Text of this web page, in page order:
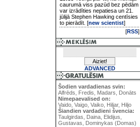
caurumā viss pazūd bez pēdām
var izrādīties nepatiesa un 21.
jūlijā Stephen Hawking centīsies
to pierādīt. [new scientist]
[RSS]
ADVANCED
Šodien vardadienas svin:
Alfrēds, Fredis, Madars, Donāts
Nimepaevalised on:
Vaido, Vaigo, Vaiko, Hiljar, Hiljo
Šiandien vardadieni švencia:
Taulgirdas, Daina, Elidijus,
Gustavas, Dominykas (Domas)